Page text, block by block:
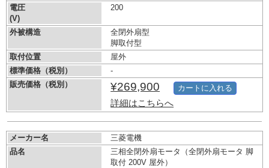
電圧
(V)
200
外被構造
全閉外扇型
脚取付型
取付位置
屋外
標準価格（税別）
-
販売価格（税別）
¥269,900
詳細はこちらへ
カートに入れる
メーカー名
三菱電機
品名
三相全閉外扇モータ（全閉外扇モータ 脚
取付 200V 屋外）